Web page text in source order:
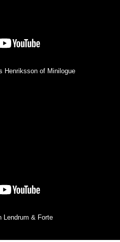
Henriksson of Minilogue
Lendrum & Forte